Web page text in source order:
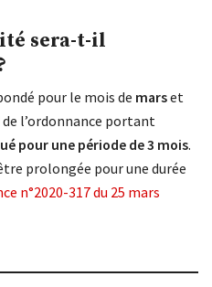
sera-t-il
pour le mois de marset
de l’ordonnance portant
pour une période de 3 mois.
prolongée pour une durée
n°2020-317 du 25 mars